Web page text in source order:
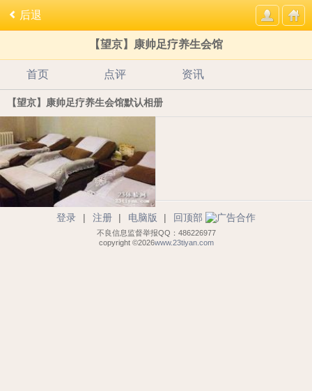
后退
【望京】康帅足疗养生会馆
首页 点评 资讯
【望京】康帅足疗养生会馆默认相册
登录 | 注册 | 电脑版 | 回顶部
不良信息监督举报QQ：486226977
copyright ©2026www.23tiyan.com